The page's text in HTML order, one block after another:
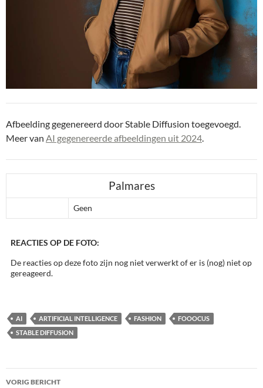
Afbeelding gegenereerd door Stable Diffusion toegevoegd.
Meer van AI gegenereerde afbeeldingen uit 2024.
Palmares
Geen
REACTIES OP DE FOTO:
De reacties op deze foto zijn nog niet verwerkt of er is (nog) niet op
gereageerd.
AI ARTIFICIAL INTELLIGENCE FASHION
FOOOCUS
STABLE DIFFUSION
Bericht
VORIG BERICHT